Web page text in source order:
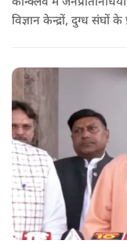
विज्ञान केन्द्रों, दुग्ध संघों के